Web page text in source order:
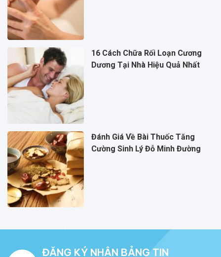
16 Cách Chữa Rối Loạn Cương
Dương Tại Nhà Hiệu Quả Nhất
Đánh Giá Về Bài Thuốc Tăng
Cường Sinh Lý Đỗ Minh Đường
ĐĂNG KÝ NHẬN BẢNG TIN